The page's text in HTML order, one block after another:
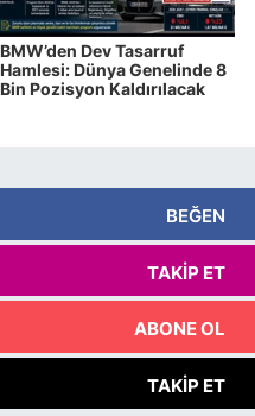
BMW’den Dev Tasarruf
Hamlesi: Dünya Genelinde 8
Bin Pozisyon Kaldırılacak
BEĞEN
TAKIP ET
ABONE OL
TAKIP ET